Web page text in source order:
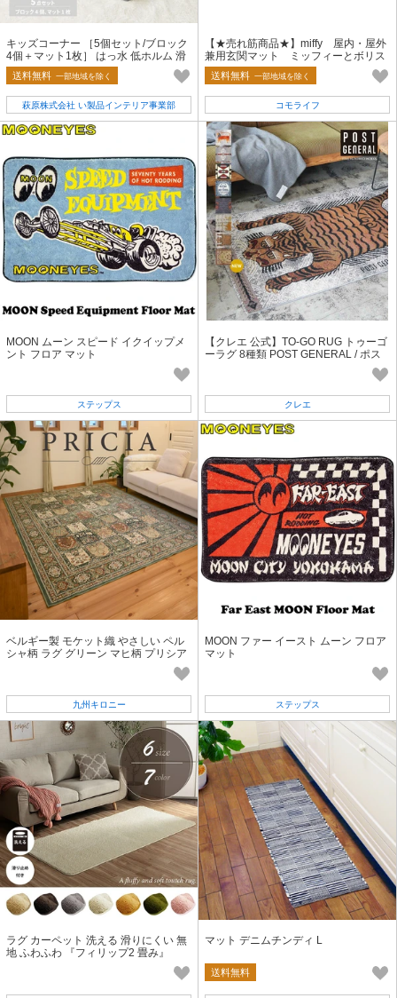
キッズコーナー ［5個セット/ブロック
4個＋マット1枚］ はっ水 低ホルム 滑
り止め 「チョコキッズ」
送料無料 一部地域を除く
萩原株式会社 い製品インテリア事業部
【★売れ筋商品★】miffy 屋内・屋外
兼用玄関マット ミッフィーとボリス
送料無料 一部地域を除く
コモライフ
MOON ムーン スピード イクイップメ
ント フロア マット
ステップス
【クレエ 公式】TO-GO RUG トゥーゴ
ーラグ 8種類 POST GENERAL / ポス
クレエ
ベルギー製 モケット織 やさしい ペル
シャ柄 ラグ グリーン マヒ柄 プリシア
九州キロニー
MOON ファー イースト ムーン フロア
マット
ステップス
ラグ カーペット 洗える 滑りにくい 無
地 ふわふわ 『フィリップ2 畳み』
マット デニムチンディ L
送料無料